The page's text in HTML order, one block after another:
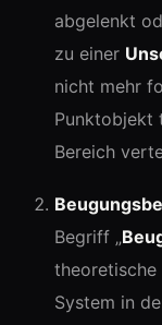
abgelenkt
zu einer
nicht mehr
Punktobjekt
Bereich
Begriff „
System in